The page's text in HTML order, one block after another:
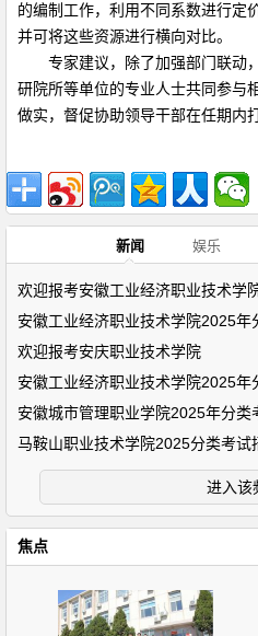
的编制工作，利用不同系数进行定
并可将这些资源进行横向对比。
专家建议，除了加强部门联动
研院所等单位的专业人士共同参与
做实，督促协助领导干部在任期内
新闻 娱乐
欢迎报考安徽工业经济职业技术学
欢迎报考安庆职业技术学院
安徽城市管理职业学院2025年分类
马鞍山职业技术学院2025分类考试
进入该
焦点